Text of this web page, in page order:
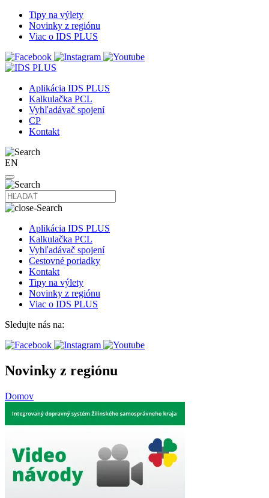
Tipy na výlety
Novinky z regiónu
Viac o IDS PLUS
Aplikácia IDS PLUS
Kalkulačka PCL
Vyhľadávač spojení
CP
Kontakt
EN
Aplikácia IDS PLUS
Kalkulačka PCL
Vyhľadávač spojení
Cestovné poriadky
Kontakt
Tipy na výlety
Novinky z regiónu
Viac o IDS PLUS
Sledujte nás na:
Novinky z regiónu
Domov